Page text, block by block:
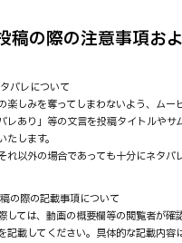
稿の際の注意事項お
バレについて
楽しみを奪ってしまわないよう、ムー
バレあり」等の文言を投稿タイトルや
たします。
れ以外の場合であっても十分にネタバ
の際の記載事項について
しては、動画の概要欄等の閲覧者が
記載してください。具体的な記載内容